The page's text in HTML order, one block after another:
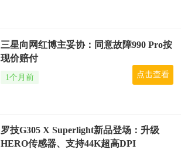
三星向网红博主妥协：同意故障990 Pro按
现价赔付
1个月前 点击查看
罗技G305 X Superlight新品登场：升级
HERO传感器、支持44K超高DPI